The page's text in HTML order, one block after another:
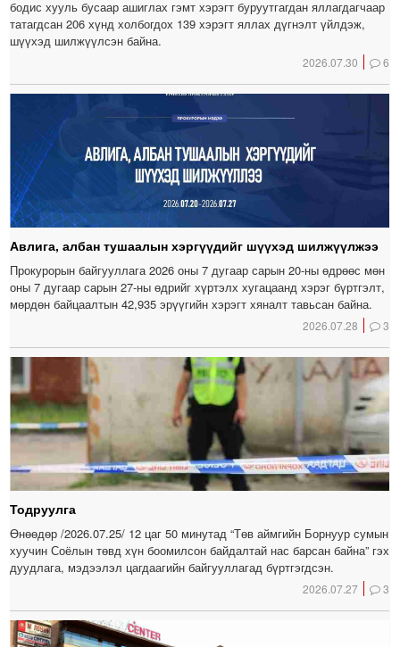
бодис хууль бусаар ашиглах гэмт хэрэгт буруутгагдан яллагдагчаар
татагдсан 206 хүнд холбогдох 139 хэрэгт яллах дүгнэлт үйлдэж,
шүүхэд шилжүүлсэн байна.
2026.07.30 6
Авлига, албан тушаалын хэргүүдийг шүүхэд шилжүүлжээ
Прокурорын байгууллага 2026 оны 7 дугаар сарын 20-ны өдрөөс мөн
оны 7 дугаар сарын 27-ны өдрийг хүртэлх хугацаанд хэрэг бүртгэлт,
мөрдөн байцаалтын 42,935 эрүүгийн хэрэгт хяналт тавьсан байна.
2026.07.28 3
Тодруулга
Өнөөдөр /2026.07.25/ 12 цаг 50 минутад “Төв аймгийн Борнуур сумын
хуучин Соёлын төвд хүн боомилсон байдалтай нас барсан байна” гэх
дуудлага, мэдээлэл цагдаагийн байгууллагад бүртгэгдсэн.
2026.07.27 3